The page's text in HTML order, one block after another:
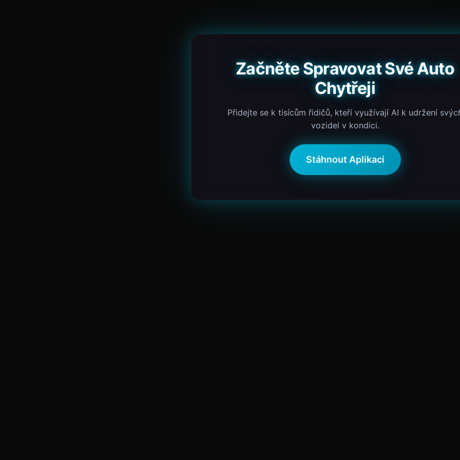
Začněte Spravovat Své Auto
Chytřeji
Přidejte se k tisícům řidičů, kteří využívají AI k udržení
vozidel v kondici.
Stáhnout Aplikaci